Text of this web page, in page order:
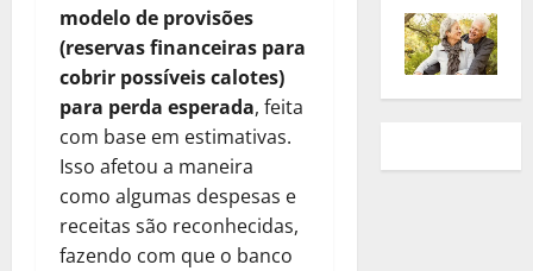
modelo de provisões
(reservas financeiras para
cobrir possíveis calotes)
para perda esperada, feita
com base em estimativas.
Isso afetou a maneira
como algumas despesas e
receitas são reconhecidas,
fazendo com que o banco